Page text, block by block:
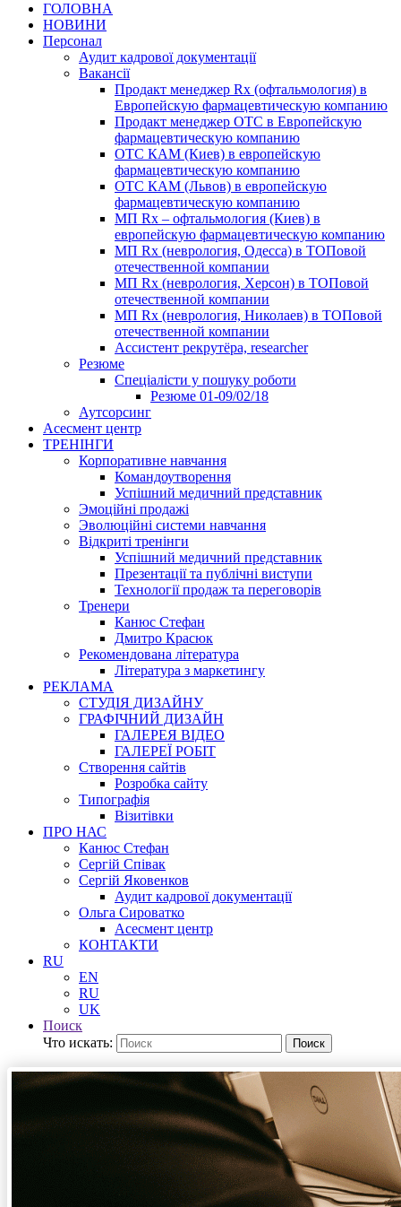
ГОЛОВНА
НОВИНИ
Персонал
Аудит кадрової документації
Вакансії
Продакт менеджер Rx (офтальмология) в
Европейскую фармацевтическую компанию
Продакт менеджер ОТС в Европейскую
фармацевтическую компанию
ОТС КАМ (Киев) в европейскую
фармацевтическую компанию
ОТС КАМ (Львов) в европейскую
фармацевтическую компанию
МП Rx – офтальмология (Киев) в
европейскую фармацевтическую компанию
МП Rx (неврология, Одесса) в ТОПовой
отечественной компании
МП Rx (неврология, Херсон) в ТОПовой
отечественной компании
МП Rx (неврология, Николаев) в ТОПовой
отечественной компании
Ассистент рекрутёра, researcher
Резюме
Cпеціалісти у пошуку роботи
Резюме 01-09/02/18
Аутсорсинг
Асесмент центр
ТРЕНІНГИ
Корпоративне навчання
Командоутворення
Успішний медичний представник
Эмоційні продажі
Эволюційні системи навчання
Відкриті тренінги
Успішний медичний представник
Презентації та публічні виступи
Технології продаж та переговорів
Тренери
Канюс Стефан
Дмитро Красюк
Рекомендована література
Література з маркетингу
РЕКЛАМА
СТУДІЯ ДИЗАЙНУ
ГРАФІЧНИЙ ДИЗАЙН
ГАЛЕРЕЯ ВІДЕО
ГАЛЕРЕЇ РОБІТ
Створення сайтів
Розробка сайту
Типографія
Візитівки
ПРО НАС
Канюс Стефан
Сергій Співак
Сергій Яковенков
Аудит кадрової документації
Ольга Сироватко
Асесмент центр
КОНТАКТИ
RU
EN
RU
UK
Поиск
Что искать:
Поиск